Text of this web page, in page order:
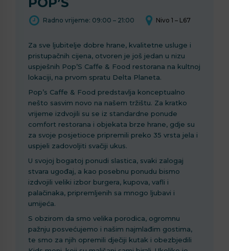
Radno vrijeme: 09:00 – 21:00 Nivo 1 – L67
Za sve ljubitelje dobre hrane, kvalitetne usluge i
pristupačnih cijena, otvoren je još jedan u nizu
uspješnih Pop’S Caffe & Food restorana na kultnoj
lokaciji, na prvom spratu Delta Planeta.
Pop’s Caffe & Food predstavlja konceptualno
nešto sasvim novo na našem tržištu. Za kratko
vrijeme izdvojili su se iz standardne ponude
comfort restorana i objekata brze hrane, gdje su
za svoje posjetioce pripremili preko 35 vrsta jela i
uspjeli zadovoljiti svačiji ukus.
U svojoj bogatoj ponudi slastica, svaki zalogaj
stvara ugođaj, a kao posebnu ponudu bismo
izdvojili veliki izbor burgera, kupova, vafli i
palačinaka, pripremljenih sa mnogo ljubavi i
umijeća.
S obzirom da smo velika porodica, ogromnu
pažnju posvećujemo i našim najmlađim gostima,
te smo za njih opremili dječiji kutak i obezbjedili